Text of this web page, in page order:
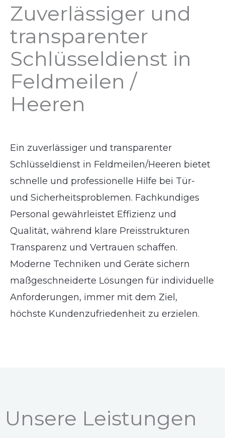
Zuverlässiger und
transparenter
Schlüsseldienst in
Feldmeilen /
Heeren
Ein zuverlässiger und transparenter
Schlüsseldienst in Feldmeilen/Heeren bietet
schnelle und professionelle Hilfe bei Tür-
und Sicherheitsproblemen. Fachkundiges
Personal gewährleistet Effizienz und
Qualität, während klare Preisstrukturen
Transparenz und Vertrauen schaffen.
Moderne Techniken und Geräte sichern
maßgeschneiderte Lösungen für individuelle
Anforderungen, immer mit dem Ziel,
höchste Kundenzufriedenheit zu erzielen.
Unsere Leistungen